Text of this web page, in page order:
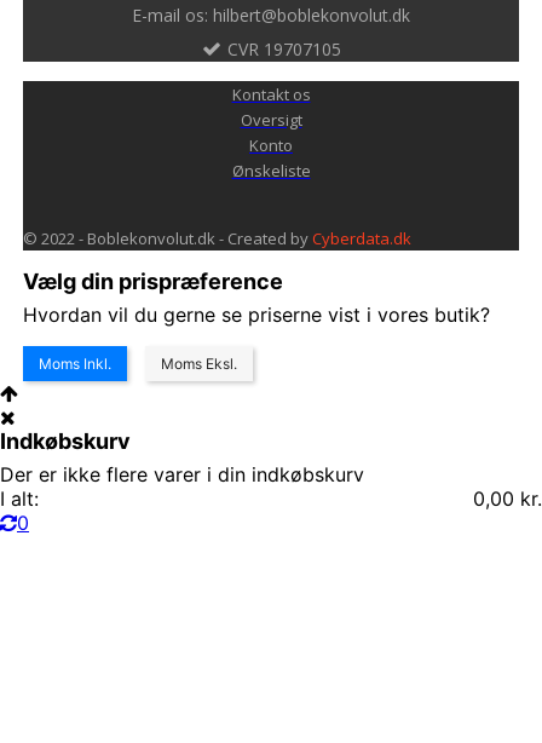
E-mail os: hilbert@boblekonvolut.dk
CVR 19707105
Kontakt os
Oversigt
Konto
Ønskeliste
© 2022 - Boblekonvolut.dk - Created byCyberdata.dk
Vælg din prispræference
Hvordan vil du gerne se priserne vist i vores butik?
Moms Inkl. Moms Eksl.
Indkøbskurv
Der er ikke flere varer i din indkøbskurv
I alt:
0,00 kr.
0